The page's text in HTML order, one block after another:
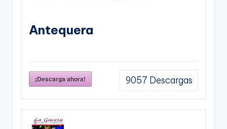
Antequera
¡Descarga ahora! 9057 Descargas